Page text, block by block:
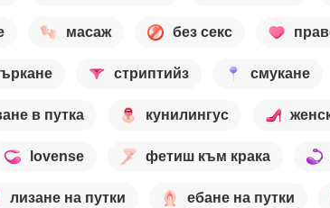
масаж без секс
стриптийз смукане
в путка кунилингус
lovense фетиш към крака
лизане на путки ебане на путки